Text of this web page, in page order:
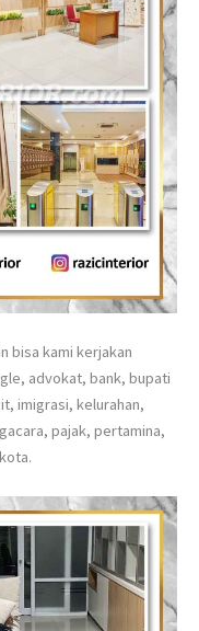
bisa kami kerjakan
advokat, bank, bupati
imigrasi, kelurahan,
pajak, pertamina,